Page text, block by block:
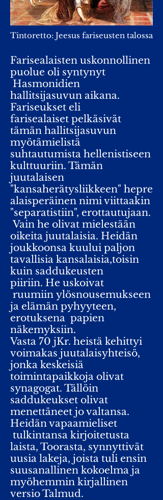
Tintoretto: Jeesus fariseusten talossa
Farisealaisten uskonnollinen
puolue oli syntynyt
Hasmonidien
hallitsijasuvun aikana.
Fariseukset eli
farisealaiset pelkäsivät
tämän hallitsijasuvun
myötämielistä
suhtautumista hellenistiseen
kulttuuriin. Tämän
juutalaisen
"kansaherätysliikkeen" hepre
alaisperäinen nimi viittaakin
"separatistiin", erottautujaan.
Vain he olivat mielestään
oikeita juutalaisia. Heidän
joukkoonsa kuului paljon
tavallisia kansalaisia,toisin
kuin saddukeusten
piiriin. He uskoivat
ruumiin ylösnousemukseen
ja elämän pyhyyteen,
erotuksena papien
näkemyksiin.
Vasta 70 jKr. heistä kehittyi
voimakas juutalaisyhteisö,
jonka keskeisiä
toimintapaikkoja olivat
synagogat. Tällöin
saddukeukset olivat
menettäneet jo valtansa.
Heidän vapaamieliset
tulkintansa kirjoitetusta
laista, Toorasta, synnyttivät
uusia lakeja, joista tuli ensin
suusanallinen kokoelma ja
myöhemmin kirjallinen
versio Talmud.